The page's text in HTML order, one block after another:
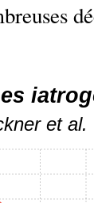
et al.